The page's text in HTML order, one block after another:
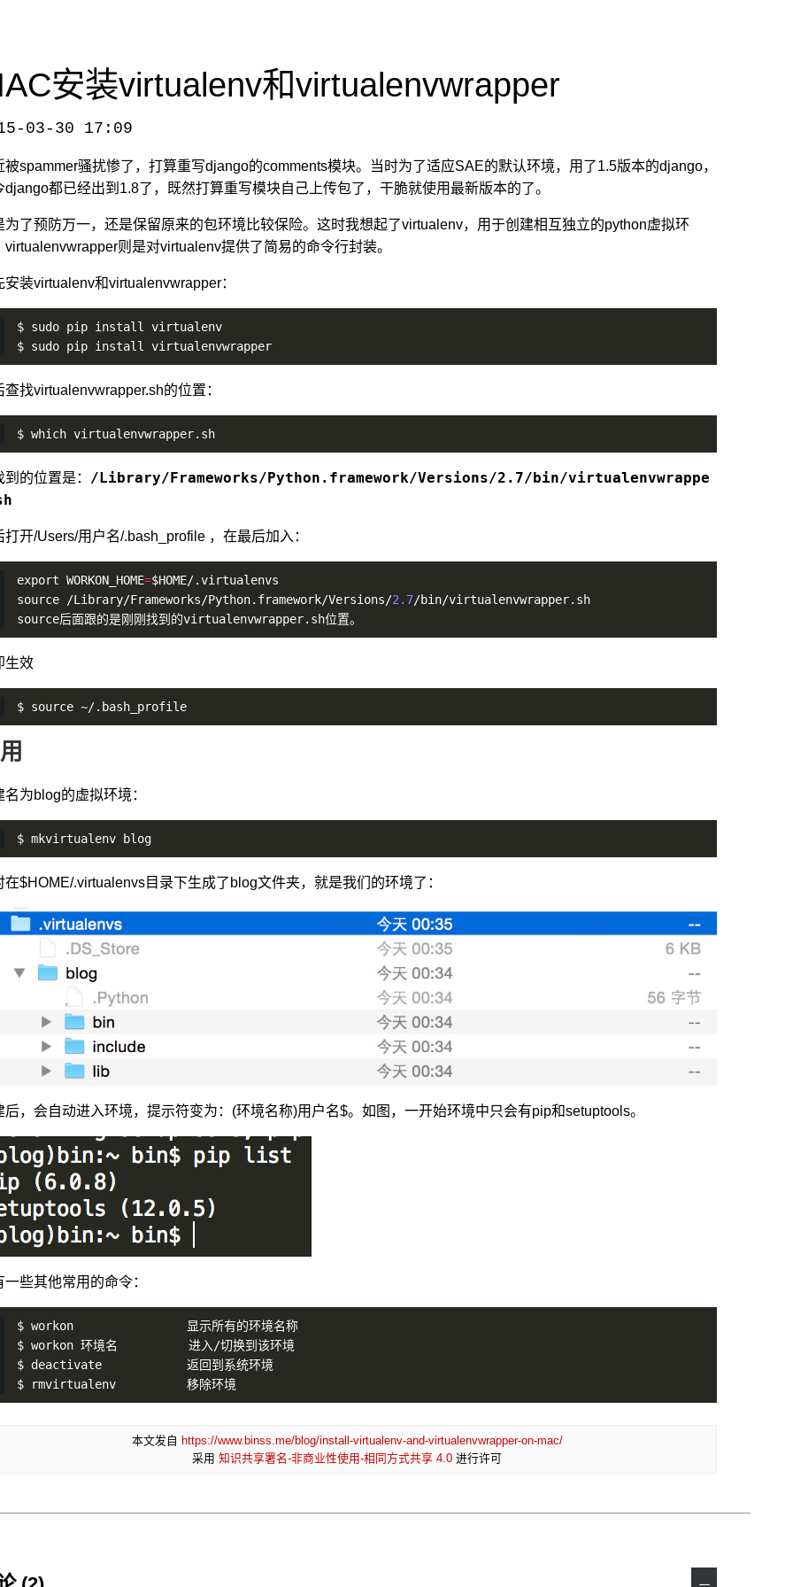
安装virtualenv和virtualenvwrapper
03-30 17:09
被spammer骚扰惨了，打算重写django的comments模块。当时为了适应SAE的默认环境，用了1.5版本的django，
django都已经出到1.8了，既然打算重写模块自己上传包了，干脆就使用最新版本的了。
为了预防万一，还是保留原来的包环境比较保险。这时我想起了virtualenv，用于创建相互独立的python虚拟环
virtualenvwrapper则是对virtualenv提供了简易的命令行封装。
安装virtualenv和virtualenvwrapper：
$ sudo pip install virtualenv
$ sudo pip install virtualenvwrapper
查找virtualenvwrapper.sh的位置：
$ which virtualenvwrapper.sh
到的位置是： /Library/Frameworks/Python.framework/Versions/2.7/bin/virtualenvwrappe
打开/Users/用户名/.bash_profile ，在最后加入：
export WORKON_HOME=$HOME/.virtualenvs
source /Library/Frameworks/Python.framework/Versions/2.7/bin/virtualenvwrapper.sh
source后面跟的是刚刚找到的virtualenvwrapper.sh位置。
生效
$ source ~/.bash_profile
名为blog的虚拟环境：
$ mkvirtualenv blog
在$HOME/.virtualenvs目录下生成了blog文件夹，就是我们的环境了：
后，会自动进入环境，提示符变为：(环境名称)用户名$。如图，一开始环境中只会有pip和setuptools。
一些其他常用的命令：
$ workon                显示所有的环境名称
$ workon 环境名          进入/切换到该环境
$ deactivate            返回到系统环境
$ rmvirtualenv          移除环境
本文发自 https://www.binss.me/blog/install-virtualenv-and-virtualenvwrapper-on-mac/
采用 知识共享署名-非商业性使用-相同方式共享 4.0 进行许可